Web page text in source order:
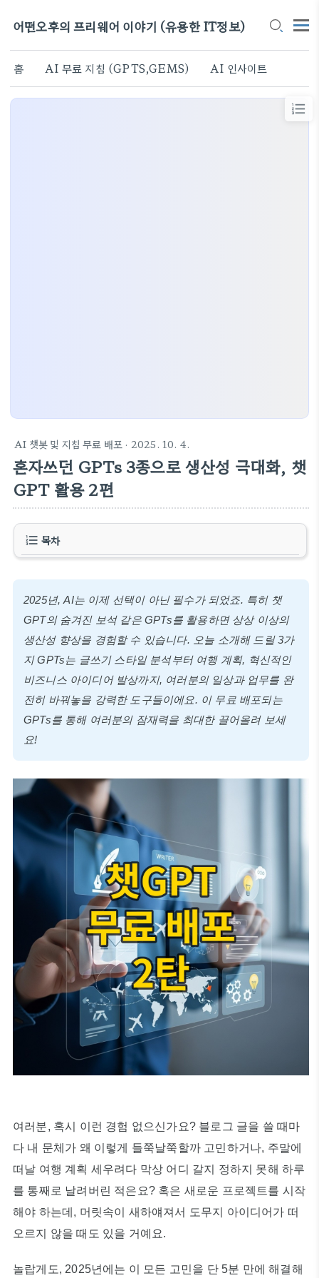
어떤오후의 프리웨어 이야기 (유용한 IT정보)
홈 AI 무료 지침 (GPTS,GEMS) AI 인사이트
AI 챗봇 및 지침 무료 배포 · 2025. 10. 4.
혼자쓰던 GPTs 3종으로 생산성 극대화, 챗
GPT 활용 2편
목차
2025년, AI는 이제 선택이 아닌 필수가 되었죠. 특히 챗
GPT의 숨겨진 보석 같은 GPTs를 활용하면 상상 이상의
생산성 향상을 경험할 수 있습니다. 오늘 소개해 드릴 3가
지 GPTs는 글쓰기 스타일 분석부터 여행 계획, 혁신적인
비즈니스 아이디어 발상까지, 여러분의 일상과 업무를 완
전히 바꿔놓을 강력한 도구들이에요. 이 무료 배포되는
GPTs를 통해 여러분의 잠재력을 최대한 끌어올려 보세
요!
여러분, 혹시 이런 경험 없으신가요? 블로그 글을 쓸 때마
다 내 문체가 왜 이렇게 들쭉날쭉할까 고민하거나, 주말에
떠날 여행 계획 세우려다 막상 어디 갈지 정하지 못해 하루
를 통째로 날려버린 적은요? 혹은 새로운 프로젝트를 시작
해야 하는데, 머릿속이 새하얘져서 도무지 아이디어가 떠
오르지 않을 때도 있을 거예요.
놀랍게도, 2025년에는 이 모든 고민을 단 5분 만에 해결해